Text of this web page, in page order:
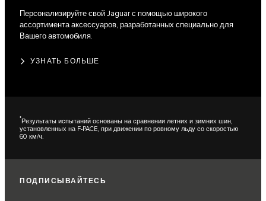
Персонализируйте свой Jaguar с помощью широкого
ассортимента аксессуаров, разработанных специально для
Вашего автомобиля.
УЗНАТЬ БОЛЬШЕ
*Результаты испытаний основаны на сравнении летних и зимних шин,
установленных на F-PACE, при движении по ровному льду со скоростью
60 км/ч.
ПОДПИСЫВАЙТЕСЬ